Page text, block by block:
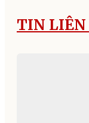
TIN LIÊN